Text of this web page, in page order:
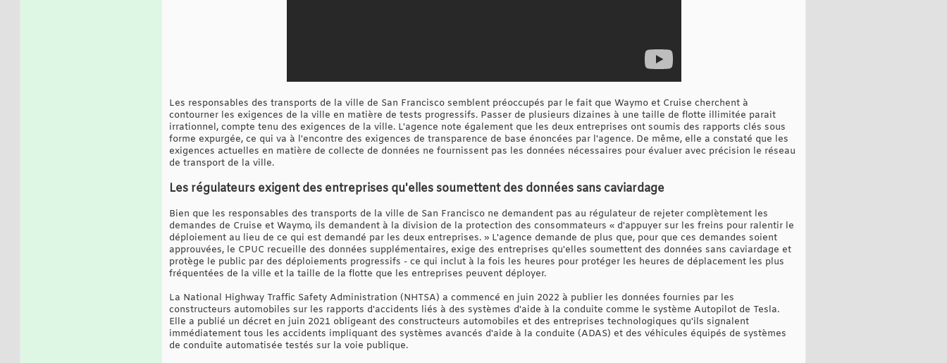
Les responsables des transports de la ville de San Francisco semblent préoccupés par le fait que Waymo et Cruise cherchent à
contourner les exigences de la ville en matière de tests progressifs. Passer de plusieurs dizaines à une taille de flotte illimitée parait
irrationnel, compte tenu des exigences de la ville. L'agence note également que les deux entreprises ont soumis des rapports clés sous
forme expurgée, ce qui va à l'encontre des exigences de transparence de base énoncées par l'agence. De même, elle a constaté que les
exigences actuelles en matière de collecte de données ne fournissent pas les données nécessaires pour évaluer avec précision le réseau
de transport de la ville.
Les régulateurs exigent des entreprises qu'elles soumettent des données sans caviardage
Bien que les responsables des transports de la ville de San Francisco ne demandent pas au régulateur de rejeter complètement les
demandes de Cruise et Waymo, ils demandent à la division de la protection des consommateurs « d'appuyer sur les freins pour ralentir le
déploiement au lieu de ce qui est demandé par les deux entreprises. » L'agence demande de plus que, pour que ces demandes soient
approuvées, le CPUC recueille des données supplémentaires, exige des entreprises qu'elles soumettent des données sans caviardage et
protège le public par des déploiements progressifs - ce qui inclut à la fois les heures pour protéger les heures de déplacement les plus
fréquentées de la ville et la taille de la flotte que les entreprises peuvent déployer.
La National Highway Traffic Safety Administration (NHTSA) a commencé en juin 2022 à publier les données fournies par les
constructeurs automobiles sur les rapports d'accidents liés à des systèmes d'aide à la conduite comme le système Autopilot de Tesla.
Elle a publié un décret en juin 2021 obligeant des constructeurs automobiles et des entreprises technologiques qu'ils signalent
immédiatement tous les accidents impliquant des systèmes avancés d'aide à la conduite (ADAS) et des véhicules équipés de systèmes
de conduite automatisée testés sur la voie publique.